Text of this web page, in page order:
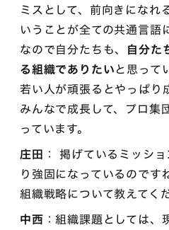
ミスとして、前向きになれ
いうことが全ての共通言語
なので自分たちも、 自分た
る組織でありたいと思って
若い人が頑張るとやっぱり
みんなで成長して、プロ集
っています。
庄田 ： 掲げているミッシ
り強固になっているのです
組織戦略について教えてく
中西 ：組織課題としては